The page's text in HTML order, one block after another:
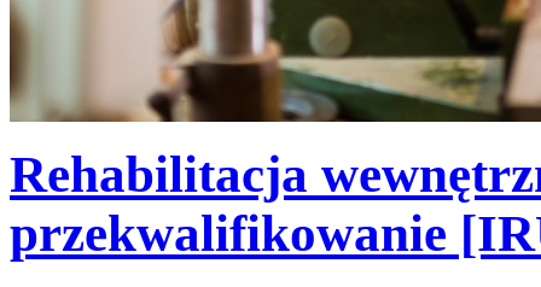
Rehabilitacja
przekwalifikowanie